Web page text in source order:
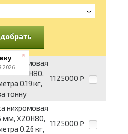
нихромовая
мм, Х20Н80,
0.19 кг,
тонну
1125000 ₽
нихромовая
мм, Х20Н80,
0.26 кг,
1125000 ₽